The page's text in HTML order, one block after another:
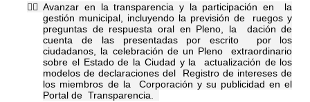
 Avanzar en la transparencia y la participación en la
gestión municipal, incluyendo la previsión de ruegos y
preguntas de respuesta oral en Pleno, la dación de
cuenta de las presentadas por escrito por los
ciudadanos, la celebración de un Pleno extraordinario
sobre el Estado de la Ciudad y la actualización de los
modelos de declaraciones del Registro de intereses de
los miembros de la Corporación y su publicidad en el
Portal de Transparencia.